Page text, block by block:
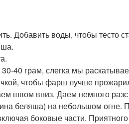
Добавить воды, чтобы тесто
40 грам, слегка мы
чтобы фарш лучше
швом вниз. Даем немного
беляша) на небольшом огне.
боковые части. Приятного